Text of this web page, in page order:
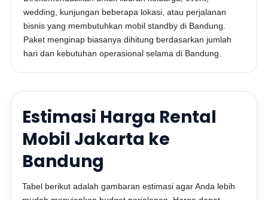
wedding, kunjungan beberapa lokasi, atau perjalanan
bisnis yang membutuhkan mobil standby di Bandung.
Paket menginap biasanya dihitung berdasarkan jumlah
hari dan kebutuhan operasional selama di Bandung.
Estimasi Harga Rental
Mobil Jakarta ke
Bandung
Tabel berikut adalah gambaran estimasi agar Anda lebih